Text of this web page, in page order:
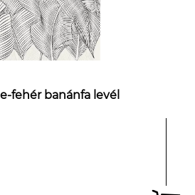
fehér banánfa levél